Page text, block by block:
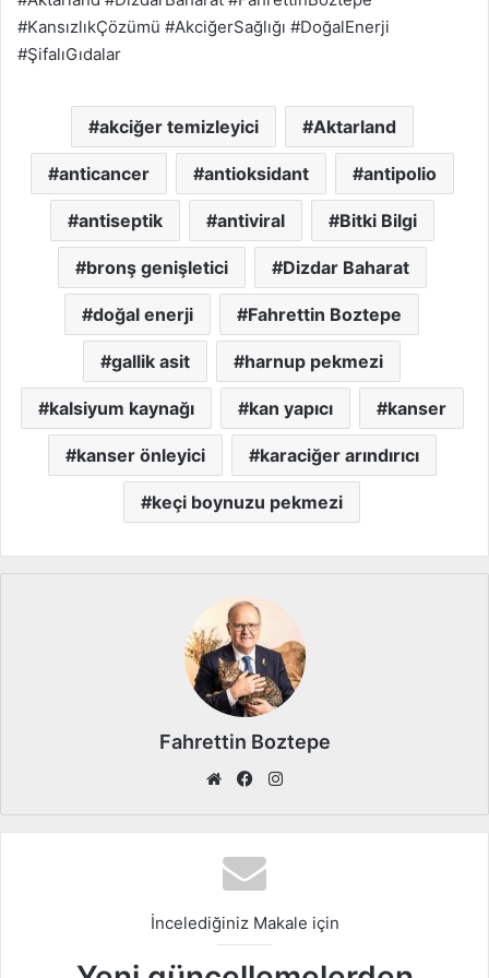
#KansızlıkÇözümü #AkciğerSağlığı #DoğalEnerji
#ŞifalıGıdalar
akciğer temizleyici Aktarland
anticancer antioksidant antipolio
antiseptik antiviral Bitki Bilgi
bronş genişletici Dizdar Baharat
doğal enerji Fahrettin Boztepe
gallik asit harnup pekmezi
kalsiyum kaynağı kan yapıcı kanser
kanser önleyici karaciğer arındırıcı
keçi boynuzu pekmezi
Fahrettin Boztepe
We
sit
esi
Fa
bo
ok
ra
İncelediğiniz Makale için